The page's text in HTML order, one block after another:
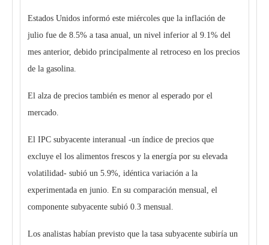
Estados Unidos informó este miércoles que la inflación de
julio fue de 8.5% a tasa anual, un nivel inferior al 9.1% del
mes anterior, debido principalmente al retroceso en los precios
de la gasolina.
El alza de precios también es menor al esperado por el
mercado.
El IPC subyacente interanual -un índice de precios que
excluye el los alimentos frescos y la energía por su elevada
volatilidad- subió un 5.9​%​​​​​​​​​, idéntica variación a la
experimentada en junio​​​. En su comparación mensual, el
componente subyacente subió 0.3 mensual.
Los analistas habían previsto que la tasa subyacente subiría un